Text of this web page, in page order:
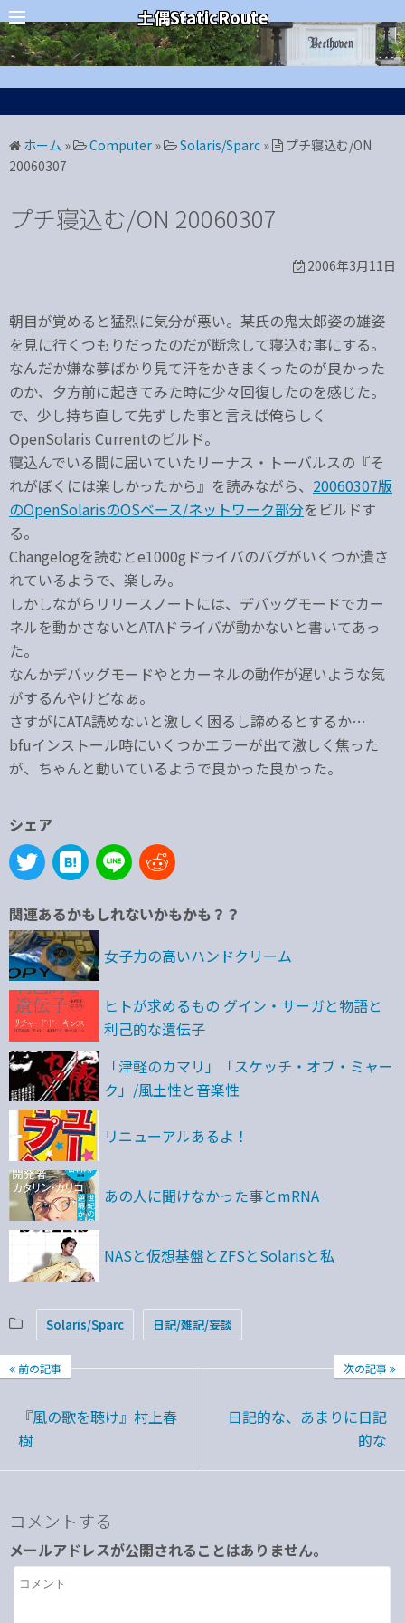
コ
ン
テ
ン
ス
キ
土偶StaticRoute
カテゴリー
ホーム » Computer » Solaris/Sparc »
プチ寝込む/ON
20060307
プチ寝込む/ON 20060307
2006年3月11日
朝目が覚めると猛烈に気分が悪い。某氏の鬼太郎姿の雄姿
を見に行くつもりだったのだが断念して寝込む事にする。
なんだか嫌な夢ばかり見て汗をかきまくったのが良かった
のか、夕方前に起きてみた時に少々回復したのを感じた。
で、少し持ち直して先ずした事と言えば俺らしく
OpenSolaris Currentのビルド。
寝込んでいる間に届いていたリーナス・トーバルスの『そ
れがぼくには楽しかったから』を読みながら、 20060307版
のOpenSolarisのOSベース/ネットワーク部分をビルドす
る。
Changelogを読むとe1000gドライバのバグがいくつか潰さ
れているようで、楽しみ。
しかしながらリリースノートには、デバッグモードでカー
ネルを動かさないとATAドライバが動かないと書いてあっ
た。
なんかデバッグモードやとカーネルの動作が遅いような気
がするんやけどなぁ。
さすがにATA読めないと激しく困るし諦めるとするか…
bfuインストール時にいくつかエラーが出て激しく焦った
が、ちゃんと動いているようで良かった良かった。
シェア
関連あるかもしれないかもかも？？
女子力の高いハンドクリーム
ヒトが求めるもの グイン・サーガと物語と
利己的な遺伝子
「津軽のカマリ」「スケッチ・オブ・ミャー
ク」/風土性と音楽性
リニューアルあるよ！
あの人に聞けなかった事とmRNA
NASと仮想基盤とZFSとSolarisと私
Solaris/Sparc 日記/雑記/妄談
前の記事
『風の歌を聴け』村上春
樹
次の記事
日記的な、あまりに日記
的な
コメントする
メールアドレスが公開されることはありません。